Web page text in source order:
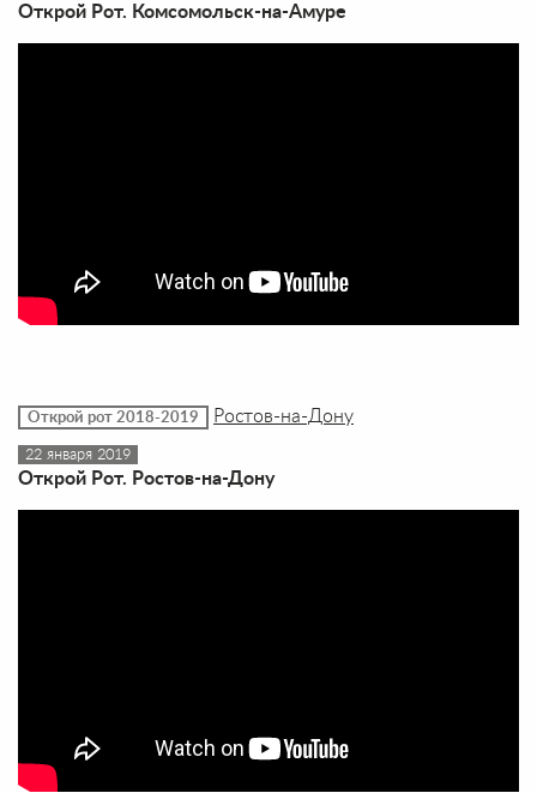
Открой Рот. Комсомольск-на-Амуре
Открой рот 2018-2019 Ростов-на-Дону
22 января 2019
Открой Рот. Ростов-на-Дону